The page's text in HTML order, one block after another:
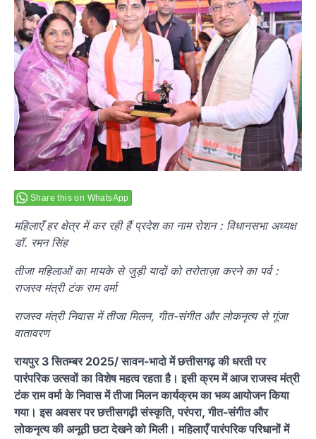
Share this on WhatsApp
महिलाएँ हर क्षेत्र में कर रही हैं प्रदेश का नाम रोशन : विधानसभा अध्यक्ष
डॉ. रमन सिंह
तीजा महिलाओं का मायके से जुड़ी यादों को तरोताज़ा करने का पर्व :
राजस्व मंत्री टंक राम वर्मा
राजस्व मंत्री निवास में तीजा मिलन, गीत-संगीत और लोकनृत्य से गूंजा
वातावरण
रायपुर 3 सितम्बर 2025/ सावन-भादो में छत्तीसगढ़ की धरती पर
पारंपरिक उत्सवों का विशेष महत्व रहता है। इसी क्रम में आज राजस्व मंत्री
टंक राम वर्मा के निवास में तीजा मिलन कार्यक्रम का भव्य आयोजन किया
गया। इस अवसर पर छत्तीसगढ़ी संस्कृति, परंपरा, गीत-संगीत और
लोकनृत्य की अनूठी छटा देखने को मिली। महिलाएँ पारंपरिक परिधानों में